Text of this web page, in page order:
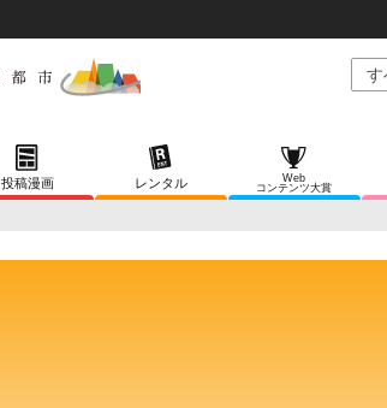
投稿漫画 レンタル
Web
コンテンツ大賞